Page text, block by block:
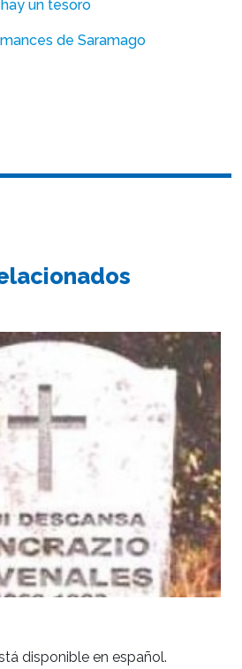
un tesoro
de Saramago
disponible en español.